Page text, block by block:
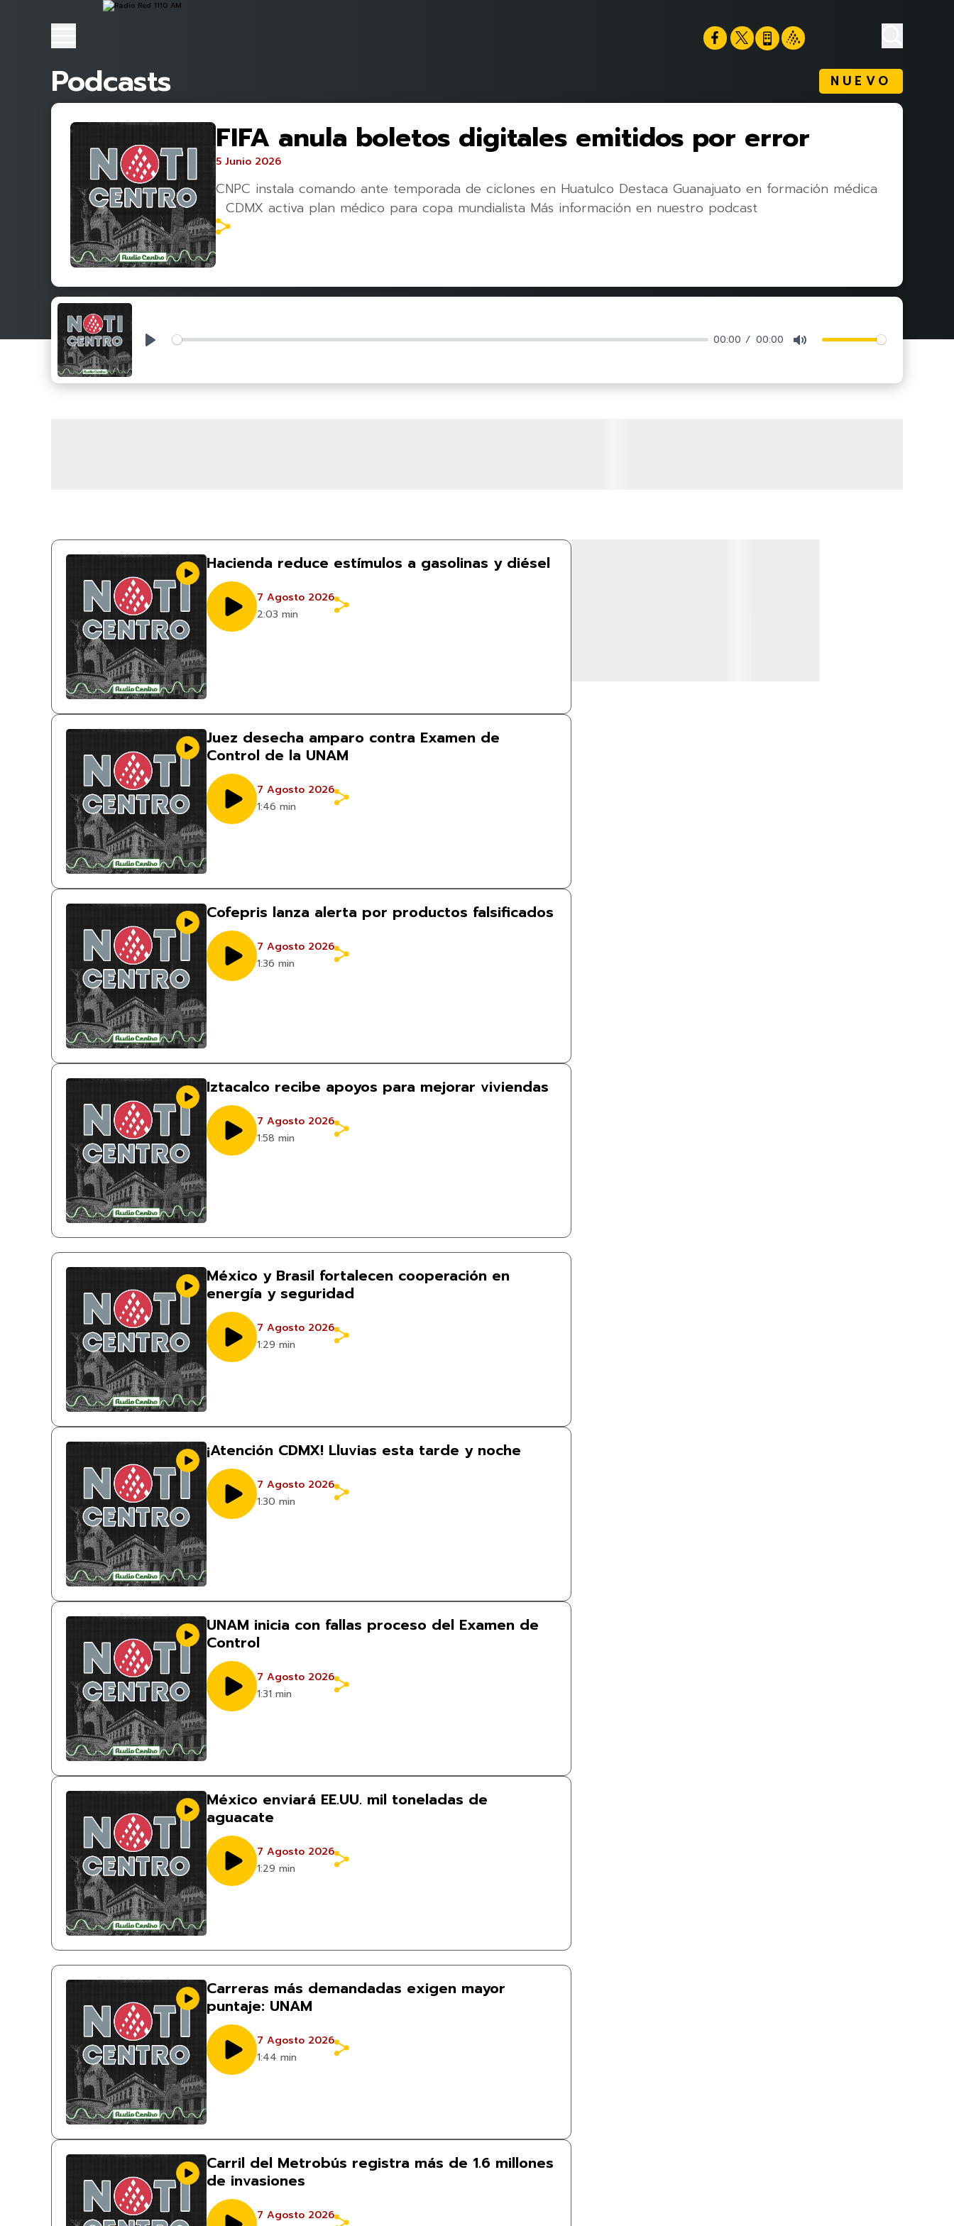
Podcasts NUEVO
FIFA anula boletos digitales emitidos por error
5 Junio 2026
CNPC instala comando ante temporada de ciclones en Huatulco Destaca Guanajuato en formación médica
CDMX activa plan médico para copa mundialista Más información en nuestro podcast
Play 00:00 00:00 Mute
Hacienda reduce estímulos a gasolinas y diésel
7 Agosto 2026
2:03 min
Juez desecha amparo contra Examen de
Control de la UNAM
7 Agosto 2026
1:46 min
Cofepris lanza alerta por productos falsificados
7 Agosto 2026
1:36 min
Iztacalco recibe apoyos para mejorar viviendas
7 Agosto 2026
1:58 min
México y Brasil fortalecen cooperación en
energía y seguridad
7 Agosto 2026
1:29 min
¡Atención CDMX! Lluvias esta tarde y noche
7 Agosto 2026
1:30 min
UNAM inicia con fallas proceso del Examen de
Control
7 Agosto 2026
1:31 min
México enviará EE.UU. mil toneladas de
aguacate
7 Agosto 2026
1:29 min
Carreras más demandadas exigen mayor
puntaje: UNAM
7 Agosto 2026
1:44 min
Carril del Metrobús registra más de 1.6 millones
de invasiones
7 Agosto 2026